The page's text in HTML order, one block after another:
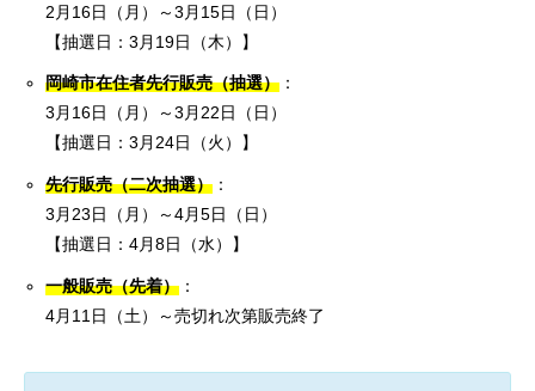
2月16日（月）～3月15日（日）
【抽選日：3月19日（木）】
岡崎市在住者先行販売（抽選） ：
3月16日（月）～3月22日（日）
【抽選日：3月24日（火）】
先行販売（二次抽選） ：
3月23日（月）～4月5日（日）
【抽選日：4月8日（水）】
一般販売（先着） ：
4月11日（土）～売切れ次第販売終了